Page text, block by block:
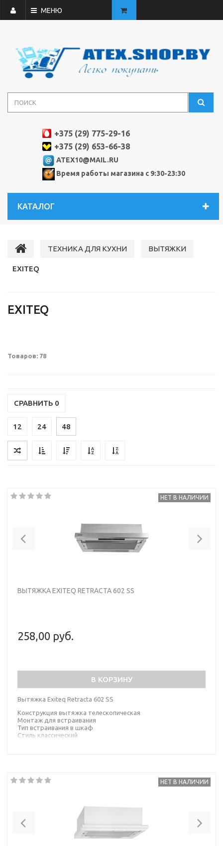
МЕНЮ
+375 (29) 775-29-16
+375 (29) 653-66-38
ATEX10@MAIL.RU
Время работы магазина с 9:30-23:30
КАТАЛОГ
ТЕХНИКА ДЛЯ КУХНИ ВЫТЯЖКИ
EXITEQ
EXITEQ
Товаров: 78
СРАВНИТЬ 0
12 24 48
НЕТ В НАЛИЧИИ
ВЫТЯЖКА EXITEQ RETRACTA 602 SS
258,00 руб.
В КОРЗИНУ
Вытяжка Exiteq Retracta 602 SS
Конструкция вытяжка телескопическая
Монтаж для встраивания
Тип встраивания в шкаф
Стиль классический
НЕТ В НАЛИЧИИ